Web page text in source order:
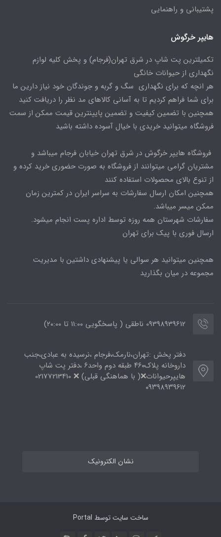
پشتیبانی و راهنمایی
هایپر خرگوش
تکمیلترین پت شاپ در شرق تهران(فرجام) و پخش کلیه لوازم
نگهداری از حیوانات خانگی
هر انچه که برای نگهداری سگ و گربه و جوندگان خود نیاز دارین ما
برای شما فراهم کردیم تا به آسانی کالاهای مد نظر را دریافت کنید
همچنین با تضمین کیفیت و تضمین پایینترین قیمت ممکن از سمت
فروشگاه میتوانید خریدی با خیال آسوده داشته باشید
فروشگاه هایپر خرگوش در شرق تهران خیابان فرجام میباشد و
مشتریان گرامی میتوانند از فروشگاه به صورت حضوری خرید کرده و
از تنوع بالای محصولات استفاده کنند
همچنین امکان ارسال سفارشات به سراسر ایران در کمترین زمان
ممکن میسر میباشد.
سفارشات شهرستان همه روزه توسط اداره پست انجام میشود.
ارسال فوری با پیک برای تهران
همچنین میتوانید هر سوالی یا پیشنهادی داشتین با مدیریت
مجموعه در میان بگذارید
09398939612 ناطقی ( پاسخگویی 11:00 تا ۲۰:00)
دفتر پخش :تهران،نارمک،فرجام ،نرسیده به عبادی،جنب
داروخانه پلاک۴۶۰ طبقه دوم واحد۶ ،دفتر پت شاپ
هایپرحیوانات❌( با هماهنگی قبلی) ❌ 02177213410
۰۹۳۹۸۹۳۹۶۱۲
نشان الکترونیک
ساخت سایت توسط Portal